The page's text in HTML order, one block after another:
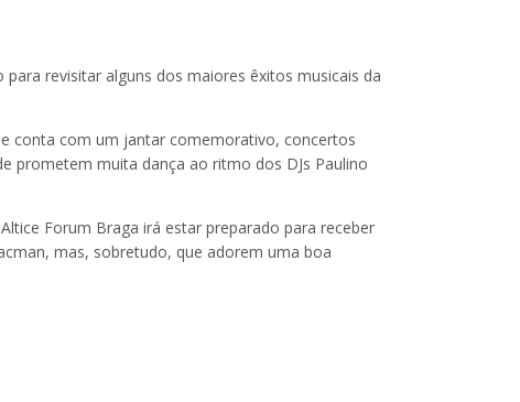
revisitar alguns dos maiores êxitos musicais da
conta com um jantar comemorativo, concertos
prometem muita dança ao ritmo dos DJs Paulino
Forum Braga irá estar preparado para receber
mas, sobretudo, que adorem uma boa